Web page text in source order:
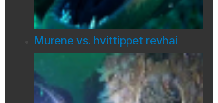
Murene vs. hvittippet revhai